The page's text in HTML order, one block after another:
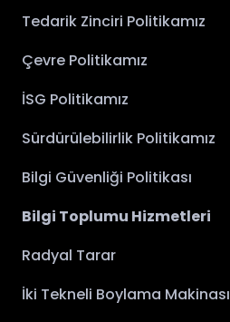
Tedarik Zinciri Politikamız
Çevre Politikamız
İSG Politikamız
Sürdürülebilirlik Politikamız
Bilgi Güvenliği Politikası
Bilgi Toplumu Hizmetleri
Radyal Tarar
İki Tekneli Boylama Makinası